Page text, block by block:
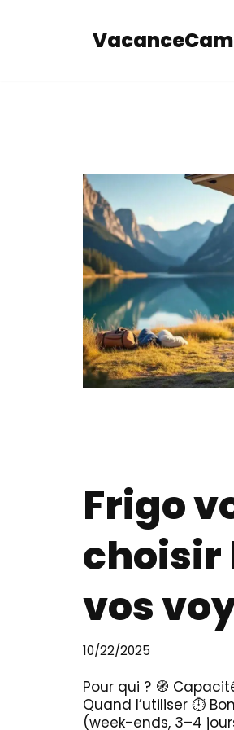
Frigo
choisir
vos
10/22/2025
Pour qui ? 🧭
Quand l’utiliser ⏱️
(week-ends, 3–4